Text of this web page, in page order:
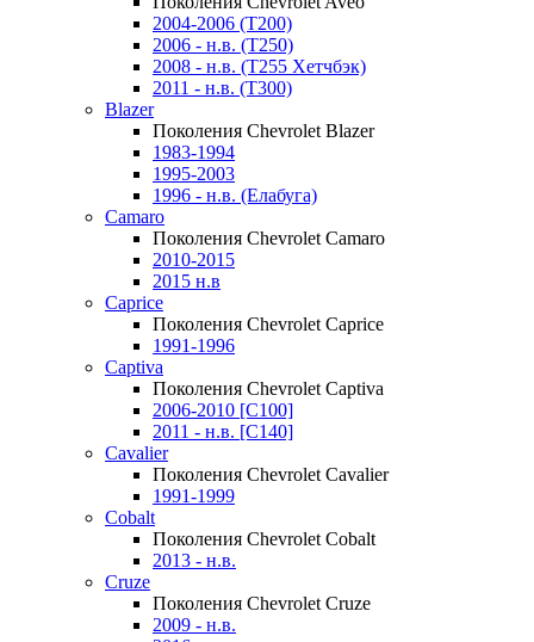
2004-2006 (T200)
2006 - н.в. (T250)
2008 - н.в. (T255 Хетчбэк)
2011 - н.в. (Т300)
Blazer
Поколения Chevrolet Blazer
1983-1994
1995-2003
1996 - н.в. (Елабуга)
Camaro
Поколения Chevrolet Camaro
2010-2015
2015 н.в
Caprice
Поколения Chevrolet Caprice
1991-1996
Captiva
Поколения Chevrolet Captiva
2006-2010 [C100]
2011 - н.в. [C140]
Cavalier
Поколения Chevrolet Cavalier
1991-1999
Cobalt
Поколения Chevrolet Cobalt
2013 - н.в.
Cruze
Поколения Chevrolet Cruze
2009 - н.в.